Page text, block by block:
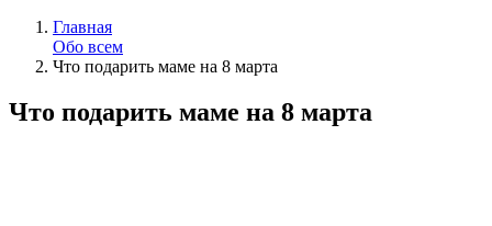
Главная
Обо всем
Что подарить маме на 8 марта
Что подарить маме на 8 марта